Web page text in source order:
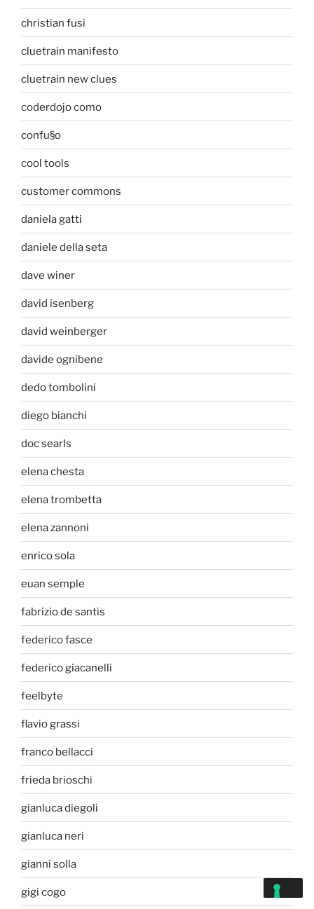
christian fusi
cluetrain manifesto
cluetrain new clues
coderdojo como
confu§o
cool tools
customer commons
daniela gatti
daniele della seta
dave winer
david isenberg
david weinberger
davide ognibene
dedo tombolini
diego bianchi
doc searls
elena chesta
elena trombetta
elena zannoni
enrico sola
euan semple
fabrizio de santis
federico fasce
federico giacanelli
feelbyte
flavio grassi
franco bellacci
frieda brioschi
gianluca diegoli
gianluca neri
gianni solla
gigi cogo